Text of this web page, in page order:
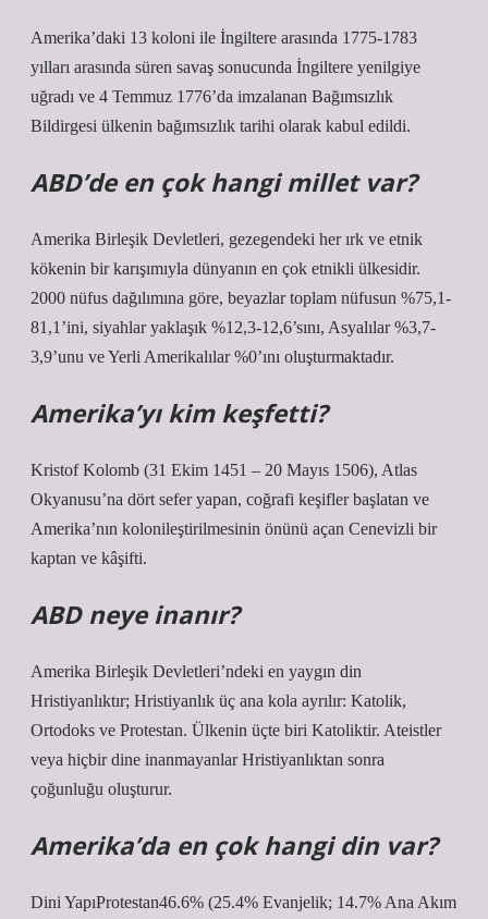
Amerika’daki 13 koloni ile İngiltere arasında 1775-1783
yılları arasında süren savaş sonucunda İngiltere yenilgiye
uğradı ve 4 Temmuz 1776’da imzalanan Bağımsızlık
Bildirgesi ülkenin bağımsızlık tarihi olarak kabul edildi.
ABD’de en çok hangi millet var?
Amerika Birleşik Devletleri, gezegendeki her ırk ve etnik
kökenin bir karışımıyla dünyanın en çok etnikli ülkesidir.
2000 nüfus dağılımına göre, beyazlar toplam nüfusun %75,1-
81,1’ini, siyahlar yaklaşık %12,3-12,6’sını, Asyalılar %3,7-
3,9’unu ve Yerli Amerikalılar %0’ını oluşturmaktadır.
Amerika’yı kim keşfetti?
Kristof Kolomb (31 Ekim 1451 – 20 Mayıs 1506), Atlas
Okyanusu’na dört sefer yapan, coğrafi keşifler başlatan ve
Amerika’nın kolonileştirilmesinin önünü açan Cenevizli bir
kaptan ve kâşifti.
ABD neye inanır?
Amerika Birleşik Devletleri’ndeki en yaygın din
Hristiyanlıktır; Hristiyanlık üç ana kola ayrılır: Katolik,
Ortodoks ve Protestan. Ülkenin üçte biri Katoliktir. Ateistler
veya hiçbir dine inanmayanlar Hristiyanlıktan sonra
çoğunluğu oluşturur.
Amerika’da en çok hangi din var?
Dini YapıProtestan46.6% (25.4% Evanjelik; 14.7% Ana Akım